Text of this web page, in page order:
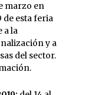
marzo en
de esta feria
a la
y a
del sector.